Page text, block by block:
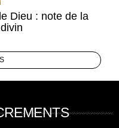
Dieu : note de la